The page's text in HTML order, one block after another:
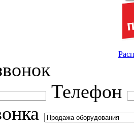
Телефон